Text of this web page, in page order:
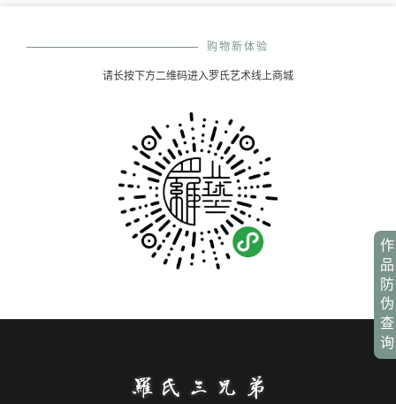
作
品
防
伪
查
询
购物新体验
请长按下方二维码进入罗氏艺术线上商城